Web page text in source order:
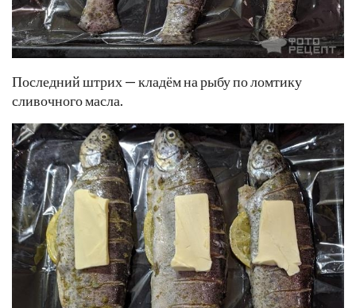
Последний штрих — кладём на рыбу по ломтику
сливочного масла.